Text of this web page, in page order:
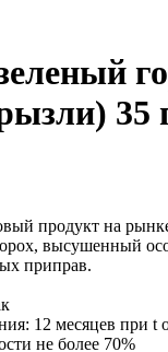
35
продукт на
высушенный
приправ.
12 месяцев при t
не более 70%